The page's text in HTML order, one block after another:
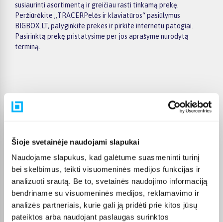
Šioje svetainėje naudojami slapukai
Naudojame slapukus, kad galėtume suasmeninti turinį
bei skelbimus, teikti visuomeninės medijos funkcijas ir
analizuoti srautą. Be to, svetainės naudojimo informaciją
bendriname su visuomeninės medijos, reklamavimo ir
analizės partneriais, kurie gali ją pridėti prie kitos jūsų
pateiktos arba naudojant paslaugas surinktos
susiaurinti asortimentą ir greičiau rasti tinkamą prekę.
Peržiūrėkite „TRACERPelės ir klaviatūros“ pasiūlymus
BIGBOX.LT, palyginkite prekes ir pirkite internetu patogiai.
Pasirinktą prekę pristatysime per jos aprašyme nurodytą
terminą.
Pirkėjų atsiliepimai apie prekes
Patvirtintas pirkėjas
Ty­lu ir patogu. Greitas pristatymas.
Neringa N.
Patvirtintas pirkėjas
viskas ok